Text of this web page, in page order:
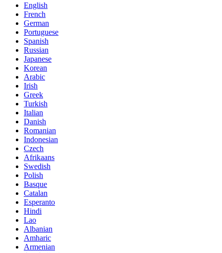
English
French
German
Portuguese
Spanish
Russian
Japanese
Korean
Arabic
Irish
Greek
Turkish
Italian
Danish
Romanian
Indonesian
Czech
Afrikaans
Swedish
Polish
Basque
Catalan
Esperanto
Hindi
Lao
Albanian
Amharic
Armenian